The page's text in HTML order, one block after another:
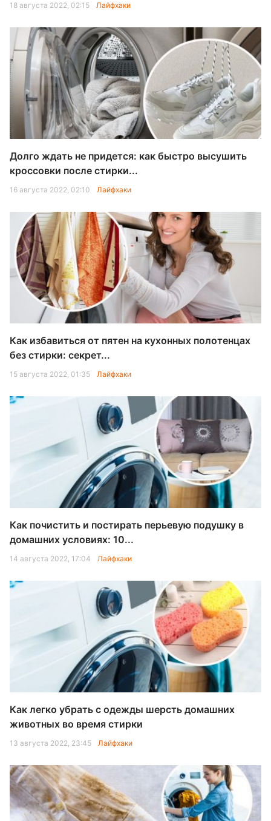
18 августа 2022, 02:15 Лайфхаки
Долго ждать не придется: как быстро высушить
кроссовки после стирки...
16 августа 2022, 02:10 Лайфхаки
Как избавиться от пятен на кухонных полотенцах
без стирки: секрет...
15 августа 2022, 01:35 Лайфхаки
Как почистить и постирать перьевую подушку в
домашних условиях: 10...
14 августа 2022, 17:04 Лайфхаки
Как легко убрать с одежды шерсть домашних
животных во время стирки
13 августа 2022, 23:45 Лайфхаки